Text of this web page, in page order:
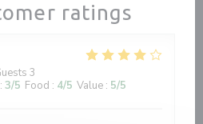
ratings
3
: 3/5 Food : 4/5 Value : 5/5